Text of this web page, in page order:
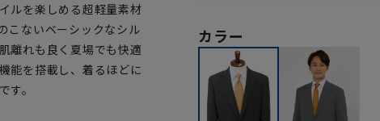
ルを楽しめる超軽量素材
こないベーシックなシル
離れも良く夏場でも快適
能を搭載し、着るほどに
。
カラー